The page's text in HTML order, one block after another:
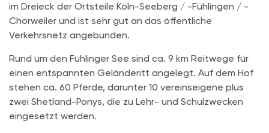
im Dreieck der Ortsteile Köln-Seeberg / -Fühlingen / -
Chorweiler und ist sehr gut an das öffentliche
Verkehrsnetz angebunden.
Rund um den Fühlinger See sind ca. 9 km Reitwege für
einen entspannten Geländeritt angelegt. Auf dem Hof
stehen ca. 60 Pferde, darunter 10 vereinseigene plus
zwei Shetland-Ponys, die zu Lehr- und Schulzwecken
eingesetzt werden.